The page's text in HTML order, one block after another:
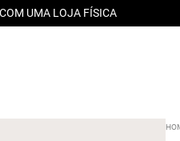
UMA LOJA FÍSICA